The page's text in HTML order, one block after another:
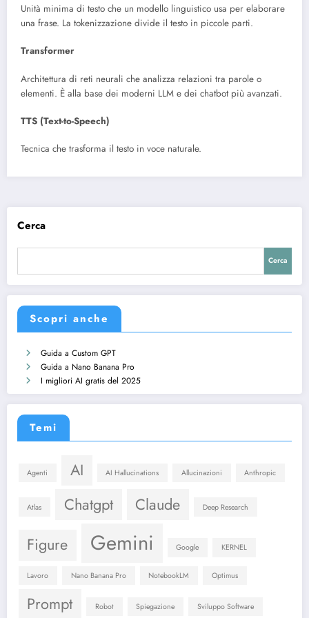
Unità minima di testo che un modello linguistico usa per elaborare
una frase. La tokenizzazione divide il testo in piccole parti.
Transformer
Architettura di reti neurali che analizza relazioni tra parole o
elementi. È alla base dei moderni LLM e dei chatbot più avanzati.
TTS (Text-to-Speech)
Tecnica che trasforma il testo in voce naturale.
Cerca
Cerca
Scopri anche
Guida a Custom GPT
Guida a Nano Banana Pro
I migliori AI gratis del 2025
Temi
Agenti AI AI Hallucinations Allucinazioni Anthropic
Atlas Chatgpt Claude Deep Research
Figure Gemini Google KERNEL
Lavoro Nano Banana Pro NotebookLM Optimus
Prompt Robot Spiegazione Sviluppo Software